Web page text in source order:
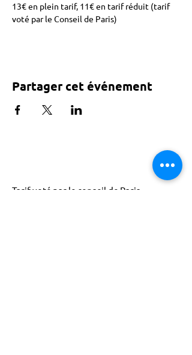
13€ en plein tarif, 11€ en tarif réduit (tarif
voté par le Conseil de Paris)
Partager cet événement
Tarif voté par le conseil de Paris